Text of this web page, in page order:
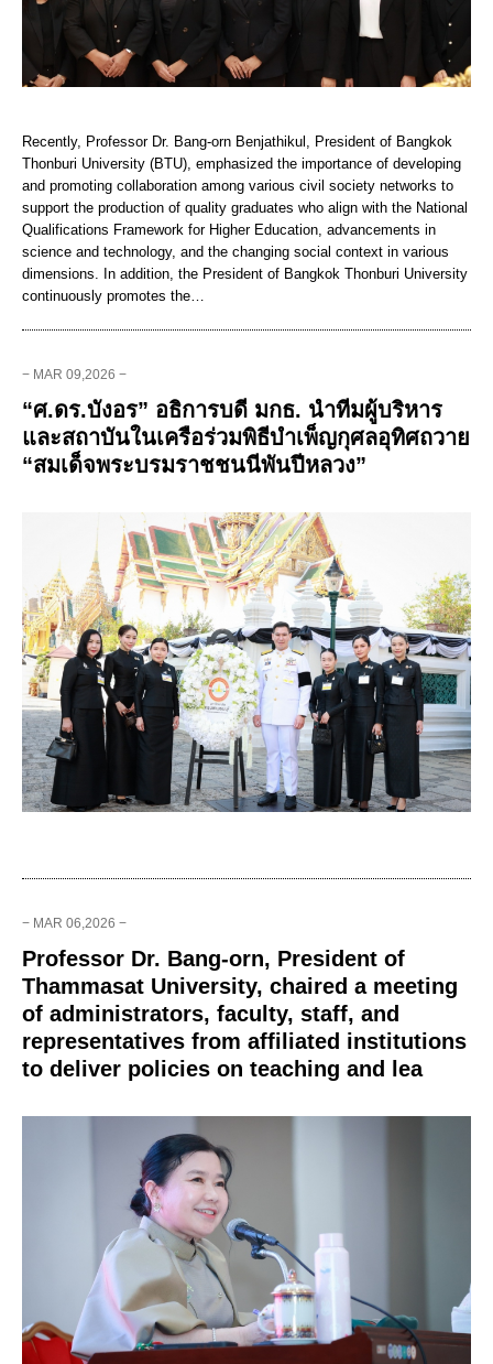
Recently, Professor Dr. Bang-orn Benjathikul, President of Bangkok
Thonburi University (BTU), emphasized the importance of developing
and promoting collaboration among various civil society networks to
support the production of quality graduates who align with the National
Qualifications Framework for Higher Education, advancements in
science and technology, and the changing social context in various
dimensions. In addition, the President of Bangkok Thonburi University
continuously promotes the…
− MAR 09,2026 −
“ศ.ดร.บังอร” อธิการบดี มกธ. นำทีมผู้บริหาร
และสถาบันในเครือร่วมพิธีบำเพ็ญกุศลอุทิศถวาย
“สมเด็จพระบรมราชชนนีพันปีหลวง”
− MAR 06,2026 −
Professor Dr. Bang-orn, President of
Thammasat University, chaired a meeting
of administrators, faculty, staff, and
representatives from affiliated institutions
to deliver policies on teaching and lea